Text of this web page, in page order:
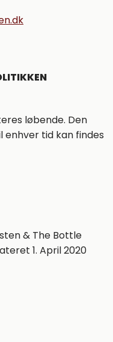
løbende. Den
tid kan findes
& The Bottle
1. April 2020